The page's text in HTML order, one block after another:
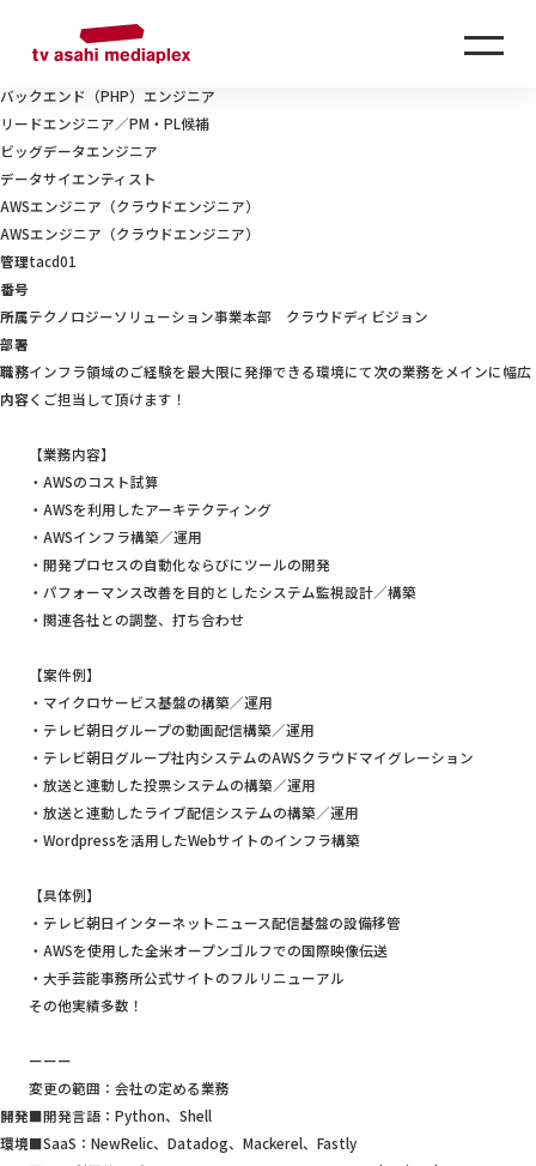
TECHNOLOGY-SOLUTION
【SIer・開発会社営業経験者歓迎】システム開発提案セールス
バックエンド（PHP）エンジニア
リードエンジニア／PM・PL候補
ビッグデータエンジニア
データサイエンティスト
AWSエンジニア（クラウドエンジニア）
AWSエンジニア（クラウドエンジニア）
管理
番号
tacd01
所属
部署
テクノロジーソリューション事業本部 クラウドディビジョン
職務
内容
インフラ領域のご経験を最大限に発揮できる環境にて次の業務をメインに幅広
くご担当して頂けます！
【業務内容】
・AWSのコスト試算
・AWSを利用したアーキテクティング
・AWSインフラ構築／運用
・開発プロセスの自動化ならびにツールの開発
・パフォーマンス改善を目的としたシステム監視設計／構築
・関連各社との調整、打ち合わせ
【案件例】
・マイクロサービス基盤の構築／運用
・テレビ朝日グループの動画配信構築／運用
・テレビ朝日グループ社内システムのAWSクラウドマイグレーション
・放送と連動した投票システムの構築／運用
・放送と連動したライブ配信システムの構築／運用
・Wordpressを活用したWebサイトのインフラ構築
【具体例】
・テレビ朝日インターネットニュース配信基盤の設備移管
・AWSを使用した全米オープンゴルフでの国際映像伝送
・大手芸能事務所公式サイトのフルリニューアル
その他実績多数！
ーーー
変更の範囲：会社の定める業務
開発
環境
■開発言語：Python、Shell
■SaaS：NewRelic、Datadog、Mackerel、Fastly